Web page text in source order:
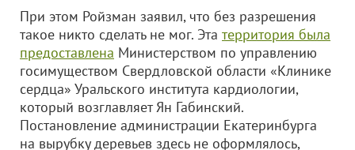
При этом Ройзман заявил, что без разрешения
такое никто сделать не мог. Эта территория была
предоставлена Министерством по управлению
госимуществом Свердловской области «Клинике
сердца» Уральского института кардиологии,
который возглавляет Ян Габинский.
Постановление администрации Екатеринбурга
на вырубку деревьев здесь не оформлялось,